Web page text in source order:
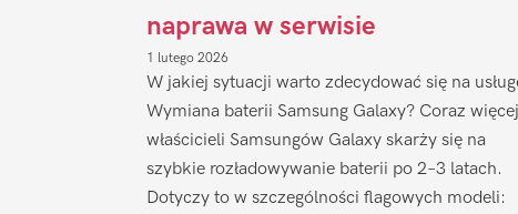
naprawa w serwisie
1 lutego 2026
W jakiej sytuacji warto zdecydować się na
Wymiana baterii Samsung Galaxy? Coraz więcej
właścicieli Samsungów Galaxy skarży się na
szybkie rozładowywanie baterii po 2–3 latach.
Dotyczy to w szczególności flagowych modeli: